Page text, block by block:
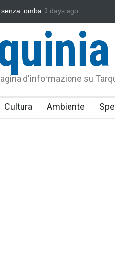
tomba
Fratelli d'Italia critica
3 days ago
d'informazione su
Cultura Ambiente